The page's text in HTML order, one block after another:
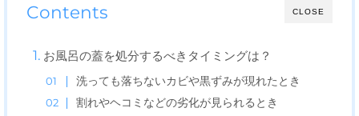
CLOSE
Contents
お風呂の蓋を処分するべきタイミングは？
洗っても落ちないカビや黒ずみが現れたとき
割れやヘコミなどの劣化が見られるとき